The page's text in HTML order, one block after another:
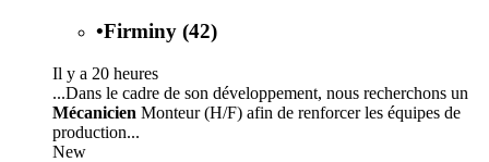
•Firminy (42)
Il y a 20 heures
...Dans le cadre de son développement, nous recherchons un
Mécanicien Monteur (H/F) afin de renforcer les équipes de
production...
New